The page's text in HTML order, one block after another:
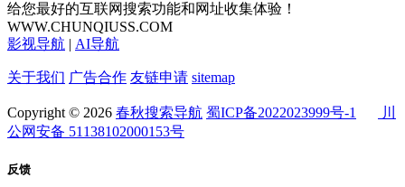
给您最好的互联网搜索功能和网址收集体验！
WWW.CHUNQIUSS.COM
影视导航 | AI导航
关于我们 广告合作 友链申请 sitemap
Copyright © 2026 春秋搜索导航 蜀ICP备2022023999号-1
川
公网安备 51138102000153号
反馈